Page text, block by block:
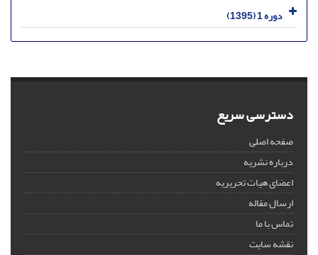
دوره 1 (1395)
دسترسی سریع
صفحه اصلی
درباره نشریه
اعضای هیات تحریریه
ارسال مقاله
تماس با ما
نقشه سایت